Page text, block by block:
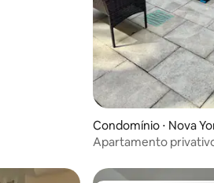
Condomínio ⋅ Nova
Apartamento